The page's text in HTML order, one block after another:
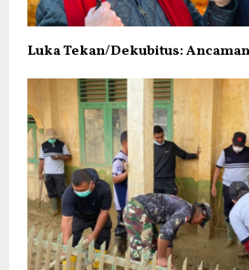
Luka Tekan/Dekubitus: